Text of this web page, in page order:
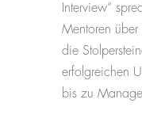
Interview“
Mentoren
die
erfolgreichen
bis zu